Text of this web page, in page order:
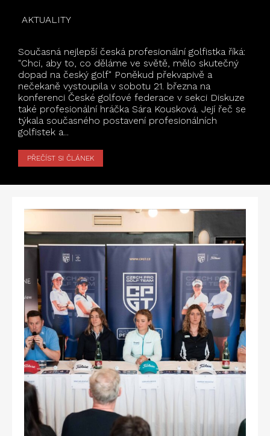
AKTUALITY
Současná nejlepší česká profesionální golfistka říká:
"Chci, aby to, co děláme ve světě, mělo skutečný
dopad na český golf" Poněkud překvapivě a
nečekaně vystoupila v sobotu 21. března na
konferenci České golfové federace v sekci Diskuze
také profesionální hráčka Sára Kousková. Její řeč se
týkala současného postavení profesionálních
golfistek a...
PŘEČÍST SI ČLÁNEK